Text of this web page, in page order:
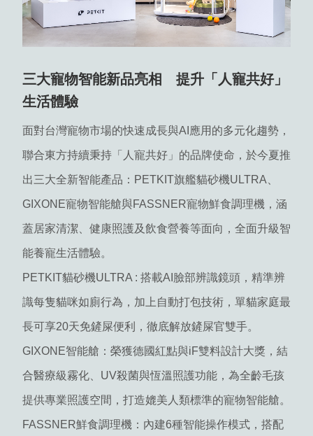
三大寵物智能新品亮相 提升「人寵共好」
生活體驗
面對台灣寵物市場的快速成長與AI應用的多元化趨勢，
聯合東方持續秉持「人寵共好」的品牌使命，於今夏推
出三大全新智能產品：PETKIT旗艦貓砂機ULTRA、
GIXONE寵物智能艙與FASSNER寵物鮮食調理機，涵
蓋居家清潔、健康照護及飲食營養等面向，全面升級智
能養寵生活體驗。
PETKIT貓砂機ULTRA : 搭載AI臉部辨識鏡頭，精準辨
識每隻貓咪如廁行為，加上自動打包技術，單貓家庭最
長可享20天免鏟屎便利，徹底解放鏟屎官雙手。
GIXONE智能艙：榮獲德國紅點與iF雙料設計大獎，結
合醫療級霧化、UV殺菌與恆溫照護功能，為全齡毛孩
提供專業照護空間，打造媲美人類標準的寵物智能艙。
FASSNER鮮食調理機：內建6種智能操作模式，搭配